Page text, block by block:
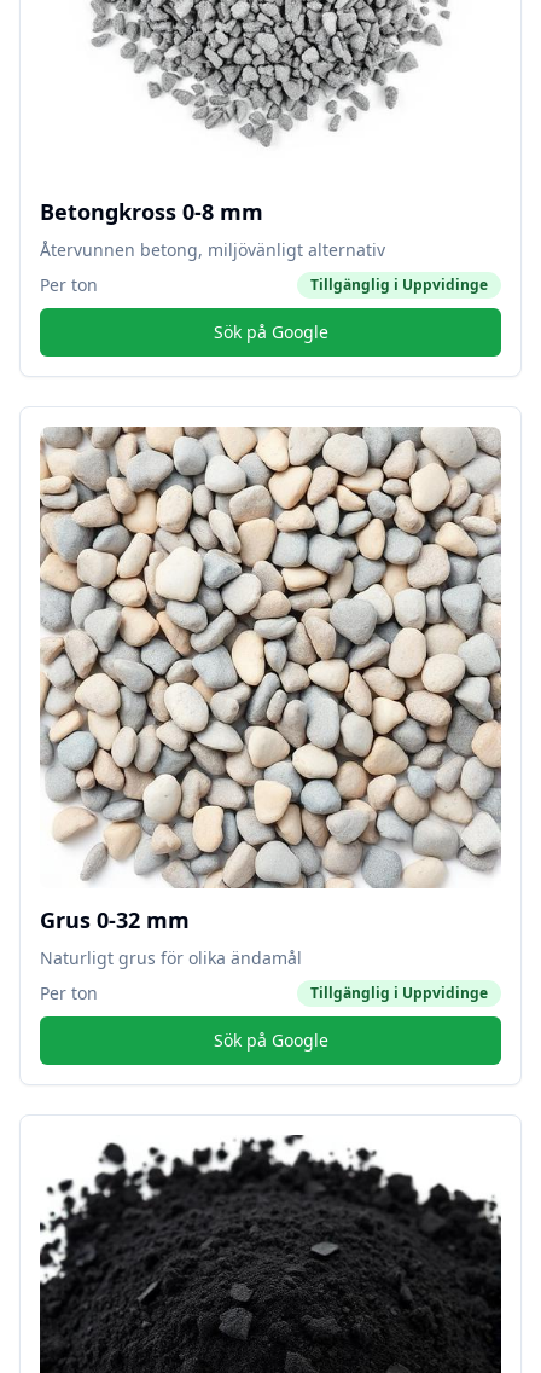
Betongkross 0-8 mm
Återvunnen betong, miljövänligt alternativ
Per ton
Tillgänglig i Uppvidinge
Sök på Google
Grus 0-32 mm
Naturligt grus för olika ändamål
Per ton
Tillgänglig i Uppvidinge
Sök på Google